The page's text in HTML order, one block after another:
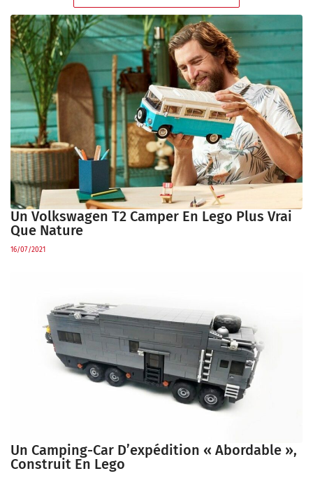
Un Volkswagen T2 Camper En Lego Plus Vrai
Que Nature
16/07/2021
Un Camping-Car D’expédition « Abordable »,
Construit En Lego